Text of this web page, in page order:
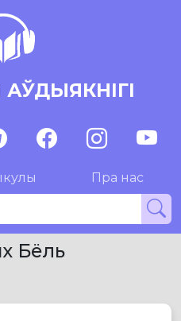
Пра нас
Бёль